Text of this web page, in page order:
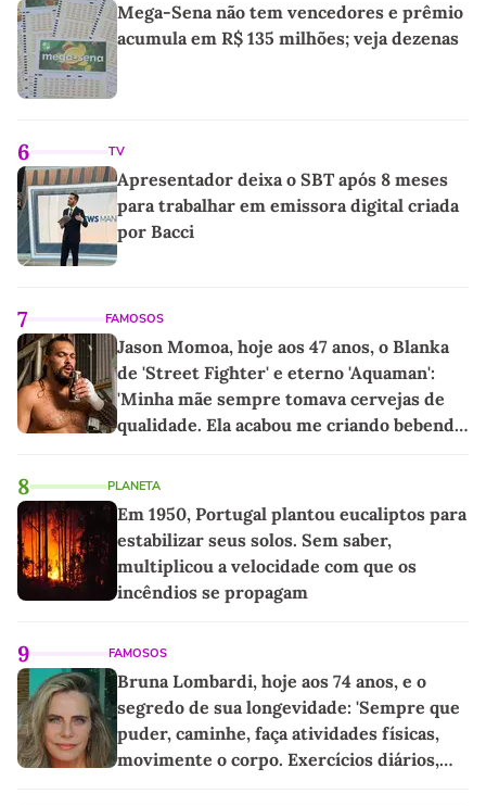
Mega-Sena não tem vencedores e prêmio
acumula em R$ 135 milhões; veja dezenas
6 TV
Apresentador deixa o SBT após 8 meses
para trabalhar em emissora digital criada
por Bacci
7 FAMOSOS
Jason Momoa, hoje aos 47 anos, o Blanka
de 'Street Fighter' e eterno 'Aquaman':
'Minha mãe sempre tomava cervejas de
qualidade. Ela acabou me criando bebendo
8 PLANETA
Em 1950, Portugal plantou eucaliptos para
estabilizar seus solos. Sem saber,
multiplicou a velocidade com que os
incêndios se propagam
9 FAMOSOS
Bruna Lombardi, hoje aos 74 anos, e o
segredo de sua longevidade: 'Sempre que
puder, caminhe, faça atividades físicas,
movimente o corpo. Exercícios diários,